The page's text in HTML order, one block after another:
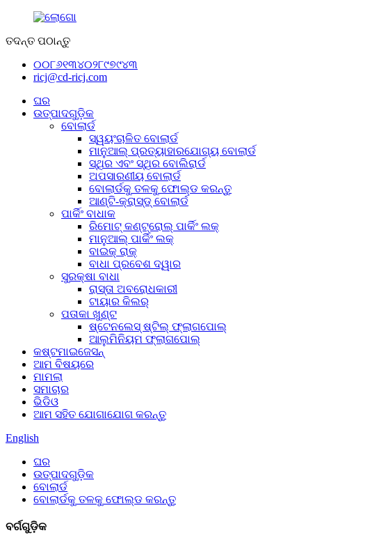
ତଦନ୍ତ ପଠାନ୍ତୁ
୦୦୮୬୧୩୪୦୨୮୯୭୯୪୩
ricj@cd-ricj.com
ଘର
ଉତ୍ପାଦଗୁଡ଼ିକ
ବୋଲାର୍ଡ
ସ୍ୱୟଂଚାଳିତ ବୋଲାର୍ଡ
ମାନୁଆଲ୍ ପ୍ରତ୍ୟାହାରଯୋଗ୍ୟ ବୋଲାର୍ଡ
ସ୍ଥିର ଏବଂ ସ୍ଥିର ବୋଲିରାର୍ଡ
ଅପସାରଣୀୟ ବୋଲାର୍ଡ
ବୋଲାର୍ଡକୁ ତଳକୁ ଫୋଲ୍ଡ କରନ୍ତୁ
ଆଣ୍ଟି-କ୍ରାସ୍ଡ୍ ବୋଲାର୍ଡ
ପାର୍କିଂ ବାଧାକ
ରିମୋଟ୍ କଣ୍ଟ୍ରୋଲ୍ ପାର୍କିଂ ଲକ୍
ମାନୁଆଲ୍ ପାର୍କିଂ ଲକ୍
ବାଇକ୍ ରାକ୍
ବାଧା ପ୍ରବେଶ ଦ୍ୱାର
ସୁରକ୍ଷା ବାଧା
ରାସ୍ତା ଅବରୋଧକାରୀ
ଟାୟାର କିଲର୍‌
ପତାକା ଖୁଣ୍ଟ
ଷ୍ଟେନଲେସ୍ ଷ୍ଟିଲ୍ ଫ୍ଲାଗପୋଲ୍
ଆଲୁମିନିୟମ ଫ୍ଲାଗପୋଲ୍
କଷ୍ଟମାଇଜେସନ୍
ଆମ ବିଷୟରେ
ମାମଲା
ସମାଚାର
ଭିଡିଓ
ଆମ ସହିତ ଯୋଗାଯୋଗ କରନ୍ତୁ
English
ଘର
ଉତ୍ପାଦଗୁଡ଼ିକ
ବୋଲାର୍ଡ
ବୋଲାର୍ଡକୁ ତଳକୁ ଫୋଲ୍ଡ କରନ୍ତୁ
ବର୍ଗଗୁଡ଼ିକ